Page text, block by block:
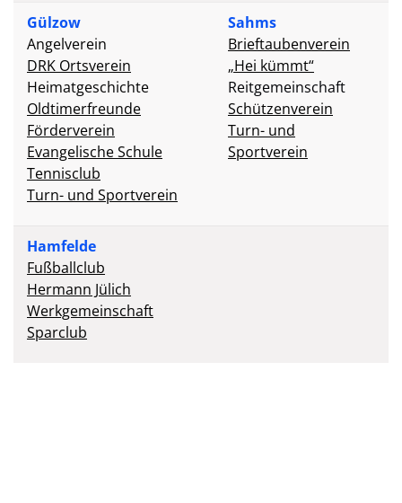
Gülzow
Angelverein
DRK Ortsverein
Heimatgeschichte
Oldtimerfreunde
Förderverein
Evangelische Schule
Tennisclub
Turn- und Sportverein
Sahms
Brieftaubenverein
„Hei kümmt“
Reitgemeinschaft
Schützenverein
Turn- und
Sportverein
Hamfelde
Fußballclub
Hermann Jülich
Werkgemeinschaft
Sparclub